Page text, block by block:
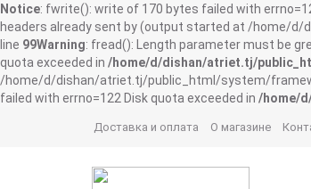
Notice: fwrite(): write of 170 bytes failed with
headers already sent by (output started at /home/
line 99Warning: fread(): Length parameter must be
quota exceeded in /home/d/dishan/atriet.tj/
/home/d/dishan/atriet.tj/public_html/system/
failed with errno=122 Disk quota exceeded in /home/
Доставка и оплата О магазине